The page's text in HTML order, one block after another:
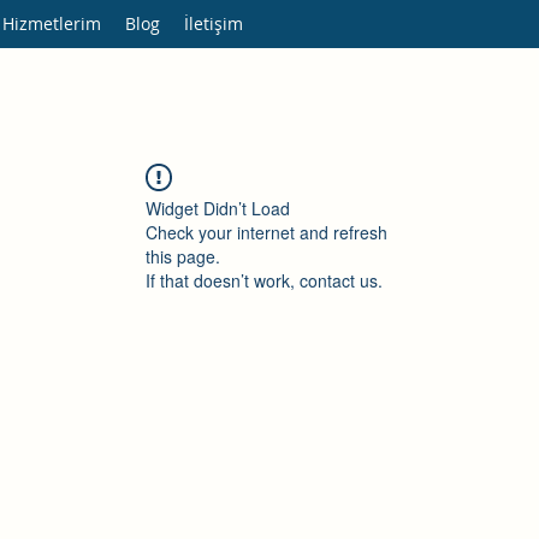
Hizmetlerim Blog İletişim
Widget Didn’t Load
Check your internet and refresh
this page.
If that doesn’t work, contact us.